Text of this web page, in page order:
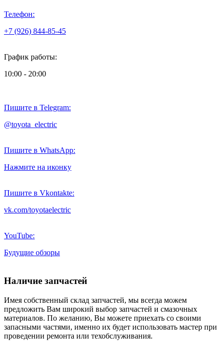
Телефон:
+7 (926) 844-85-45
График работы:
10:00 - 20:00
Пишите в Telegram:
@toyota_electric
Пишите в WhatsApp:
Нажмите на иконку
Пишите в Vkontakte:
vk.com/toyotaelectric
YouTube:
Будущие обзоры
Наличие запчастей
Имея собственный склад запчастей, мы всегда можем
предложить Вам широкий выбор запчастей и смазочных
материалов. По желанию, Вы можете приехать со своими
запасными частями, именно их будет использовать мастер при
проведении ремонта или техобслуживания.